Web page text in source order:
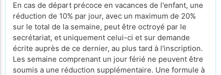
En cas de départ précoce en vacances de l'enfant, une
réduction de 10% par jour, avec un maximum de 20%
sur le total de la semaine, peut être octroyé par le
secrétariat, et uniquement celui-ci et sur demande
écrite auprès de ce dernier, au plus tard à l'inscription.
Les semaine comprenant un jour férié ne peuvent être
soumis a une réduction supplémentaire. Une formule à